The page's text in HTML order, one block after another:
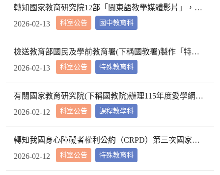
科室公告
轉知國家教育研究院12部「閩東語教學媒體影片」，請貴校鼓勵所屬教師參採運用，請查照。
國中教育科
2026-02-13
科室公告
檢送教育部國民及學前教育署(下稱國教署)製作「特教助理人員20門數位增能課程清單」1份，請轉知及鼓勵所屬特教助理人員善加運用，請查照。
特殊教育科
2026-02-13
科室公告
有關國家教育研究院(下稱國教院)辦理115年度愛學網「教師創意教案」、「校園微電影」及「看影片說故事」等3項競賽活動，請於學校網站公告相關訊息，並鼓勵師生踴躍參與，請查照。
課程教學科
2026-02-12
科室公告
轉知我國身心障礙者權利公約（CRPD）第三次國家報告條約專要文件資訊，請查照。
特殊教育科
2026-02-12